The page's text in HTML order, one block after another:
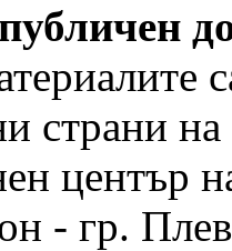
страни
център
- гр.